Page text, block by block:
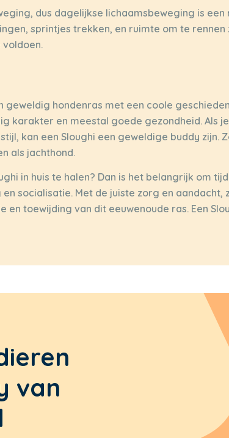
dus dagelijkse lichaamsbeweging is
sprintjes trekken, en ruimte om te
geweldig hondenras met een coole
karakter en meestal goede gezondheid. Als
kan een Sloughi een geweldige buddy zijn.
als jachthond.
in huis te halen? Dan is het belangrijk om
socialisatie. Met de juiste zorg en aandacht,
en toewijding van dit eeuwenoude ras. Een
van